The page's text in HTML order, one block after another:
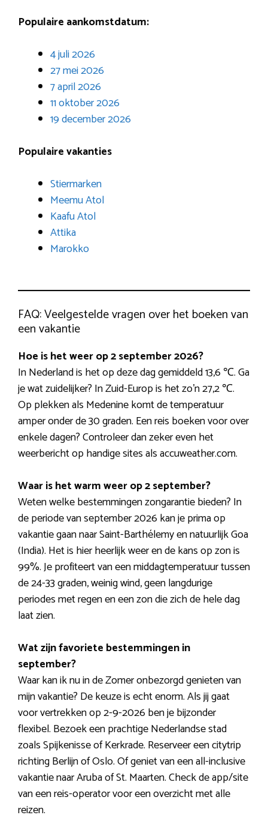
Populaire aankomstdatum:
4 juli 2026
27 mei 2026
7 april 2026
11 oktober 2026
19 december 2026
Populaire vakanties
Stiermarken
Meemu Atol
Kaafu Atol
Attika
Marokko
FAQ: Veelgestelde vragen over het boeken van
een vakantie
Hoe is het weer op 2 september 2026?
In Nederland is het op deze dag gemiddeld 13,6 ℃. Ga
je wat zuidelijker? In Zuid-Europ is het zo’n 27,2 ℃.
Op plekken als Medenine komt de temperatuur
amper onder de 30 graden. Een reis boeken voor over
enkele dagen? Controleer dan zeker even het
weerbericht op handige sites als accuweather.com.
Waar is het warm weer op 2 september?
Weten welke bestemmingen zongarantie bieden? In
de periode van september 2026 kan je prima op
vakantie gaan naar Saint-Barthélemy en natuurlijk Goa
(India). Het is hier heerlijk weer en de kans op zon is
99%. Je profiteert van een middagtemperatuur tussen
de 24-33 graden, weinig wind, geen langdurige
periodes met regen en een zon die zich de hele dag
laat zien.
Wat zijn favoriete bestemmingen in
september?
Waar kan ik nu in de Zomer onbezorgd genieten van
mijn vakantie? De keuze is echt enorm. Als jij gaat
voor vertrekken op 2-9-2026 ben je bijzonder
flexibel. Bezoek een prachtige Nederlandse stad
zoals Spijkenisse of Kerkrade. Reserveer een citytrip
richting Berlijn of Oslo. Of geniet van een all-inclusive
vakantie naar Aruba of St. Maarten. Check de app/site
van een reis-operator voor een overzicht met alle
reizen.